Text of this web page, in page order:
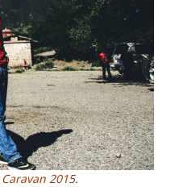
2015.